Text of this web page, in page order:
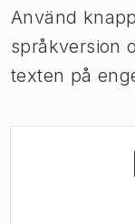
Använd
språkversion
texten på